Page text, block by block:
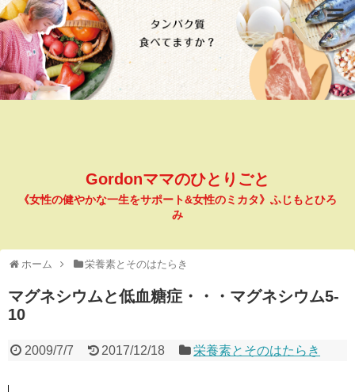
Gordonママのひとりごと
《女性の健やかな一生をサポート&女性のミカタ》ふじもとひろ
み
ホーム 栄養素とそのはたらき
マグネシウムと低血糖症・・・マグネシウム5-
10
2009/7/7 2017/12/18 栄養素とそのはたらき